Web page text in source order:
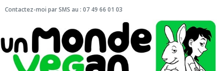
Contactez-moi par SMS au : 07 49 66 01 03